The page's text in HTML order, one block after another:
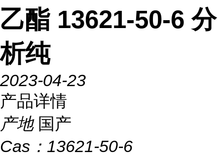
乙酯 13621-50-6 分
析纯
2023-04-23
产品详情
产地 国产
Cas： 13621-50-6